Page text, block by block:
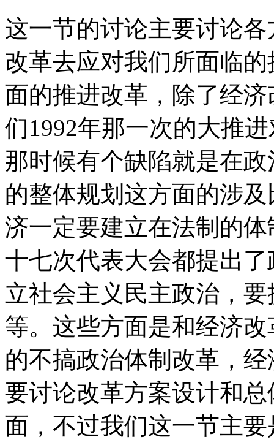
这一节的讨论主要讨论
改革去应对我们所面临
面的推进改革，除了经
们1992年那一次的大推
那时候有个缺陷就是在
的整体规划这方面的涉
济一定要建立在法制的
十七次代表大会都提出
立社会主义民主政治，
等。这些方面是和经济
的不搞政治体制改革，
要讨论改革方案设计和
面，不过我们这一节主